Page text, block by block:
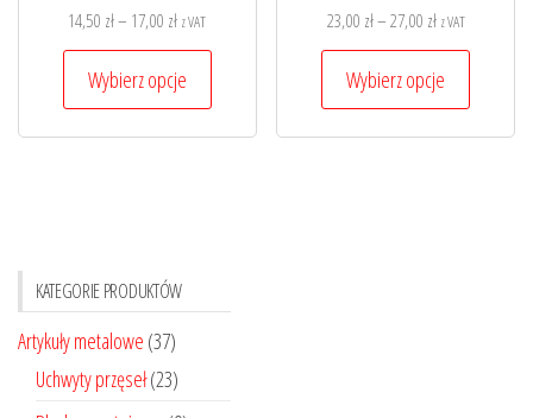
14,50 zł– 17,00 złZakres
cen:
od
14,50 zł
do
z VAT
Wybierz opcje
Ten
23,00 zł–27,00 złZakres
cen:
od
23,00 zł
do
z VAT
Wybierz opcje
Ten
KATEGORIE PRODUKTÓW
Artykuły metalowe (37)
Uchwyty przęseł(23)